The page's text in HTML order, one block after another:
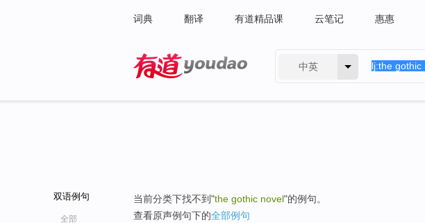
词典 翻译 有道精品课 云笔记 惠惠
中英
双语例句
全部
当前分类下找不到"the gothic novel"的例句。
查看原声例句下的全部例句